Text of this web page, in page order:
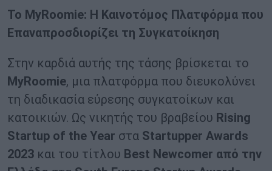
Το MyRoomie: Η Καινοτόμος Πλατφόρμα που
Επαναπροσδιορίζει τη Συγκατοίκηση
Στην καρδιά αυτής της τάσης βρίσκεται το
MyRoomie, μια πλατφόρμα που διευκολύνει
τη διαδικασία εύρεσης συγκατοίκων και
κατοικιών. Ως νικητής του βραβείου Rising
Startup of the Year στα Startupper Awards
2023 και του τίτλου Best Newcomer από την